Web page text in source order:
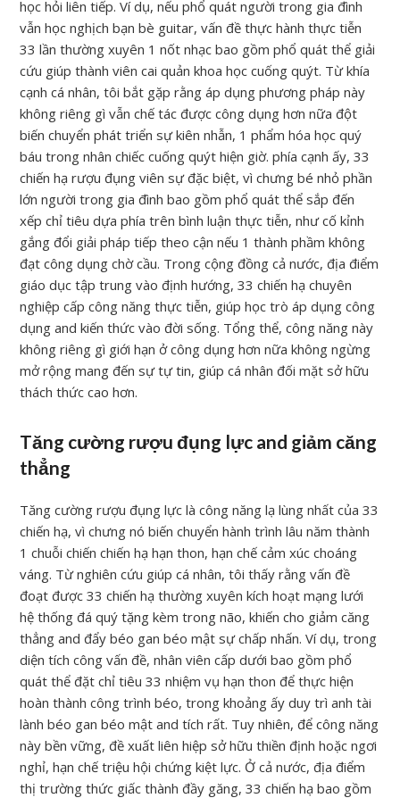
học hỏi liên tiếp. Ví dụ, nếu phổ quát người trong gia đình
vẫn học nghịch bạn bè guitar, vấn đề thực hành thực tiễn
33 lần thường xuyên 1 nốt nhạc bao gồm phổ quát thể giải
cứu giúp thành viên cai quản khoa học cuống quýt. Từ khía
cạnh cá nhân, tôi bắt gặp rằng áp dụng phương pháp này
không riêng gì vẫn chế tác được công dụng hơn nữa đột
biến chuyển phát triển sự kiên nhẫn, 1 phẩm hóa học quý
báu trong nhân chiếc cuống quýt hiện giờ. phía cạnh ấy, 33
chiến hạ rượu đụng viên sự đặc biệt, vì chưng bé nhỏ phần
lớn người trong gia đình bao gồm phổ quát thể sắp đến
xếp chỉ tiêu dựa phía trên bình luận thực tiễn, như cố kỉnh
gắng đổi giải pháp tiếp theo cận nếu 1 thành phầm không
đạt công dụng chờ cầu. Trong cộng đồng cả nước, địa điểm
giáo dục tập trung vào định hướng, 33 chiến hạ chuyên
nghiệp cấp công năng thực tiễn, giúp học trò áp dụng công
dụng and kiến thức vào đời sống. Tổng thể, công năng này
không riêng gì giới hạn ở công dụng hơn nữa không ngừng
mở rộng mang đến sự tự tin, giúp cá nhân đối mặt sở hữu
thách thức cao hơn.
Tăng cường rượu đụng lực and giảm căng
thẳng
Tăng cường rượu đụng lực là công năng lạ lùng nhất của 33
chiến hạ, vì chưng nó biến chuyển hành trình lâu năm thành
1 chuỗi chiến chiến hạ hạn thon, hạn chế cảm xúc choáng
váng. Từ nghiên cứu giúp cá nhân, tôi thấy rằng vấn đề
đoạt được 33 chiến hạ thường xuyên kích hoạt mạng lưới
hệ thống đá quý tặng kèm trong não, khiến cho giảm căng
thẳng and đẩy béo gan béo mật sự chấp nhấn. Ví dụ, trong
diện tích công vấn đề, nhân viên cấp dưới bao gồm phổ
quát thể đặt chỉ tiêu 33 nhiệm vụ hạn thon để thực hiện
hoàn thành công trình béo, trong khoảng ấy duy trì anh tài
lành béo gan béo mật and tích rất. Tuy nhiên, để công năng
này bền vững, đề xuất liên hiệp sở hữu thiền định hoặc ngơi
nghỉ, hạn chế triệu hội chứng kiệt lực. Ở cả nước, địa điểm
thị trường thức giấc thành đầy găng, 33 chiến hạ bao gồm